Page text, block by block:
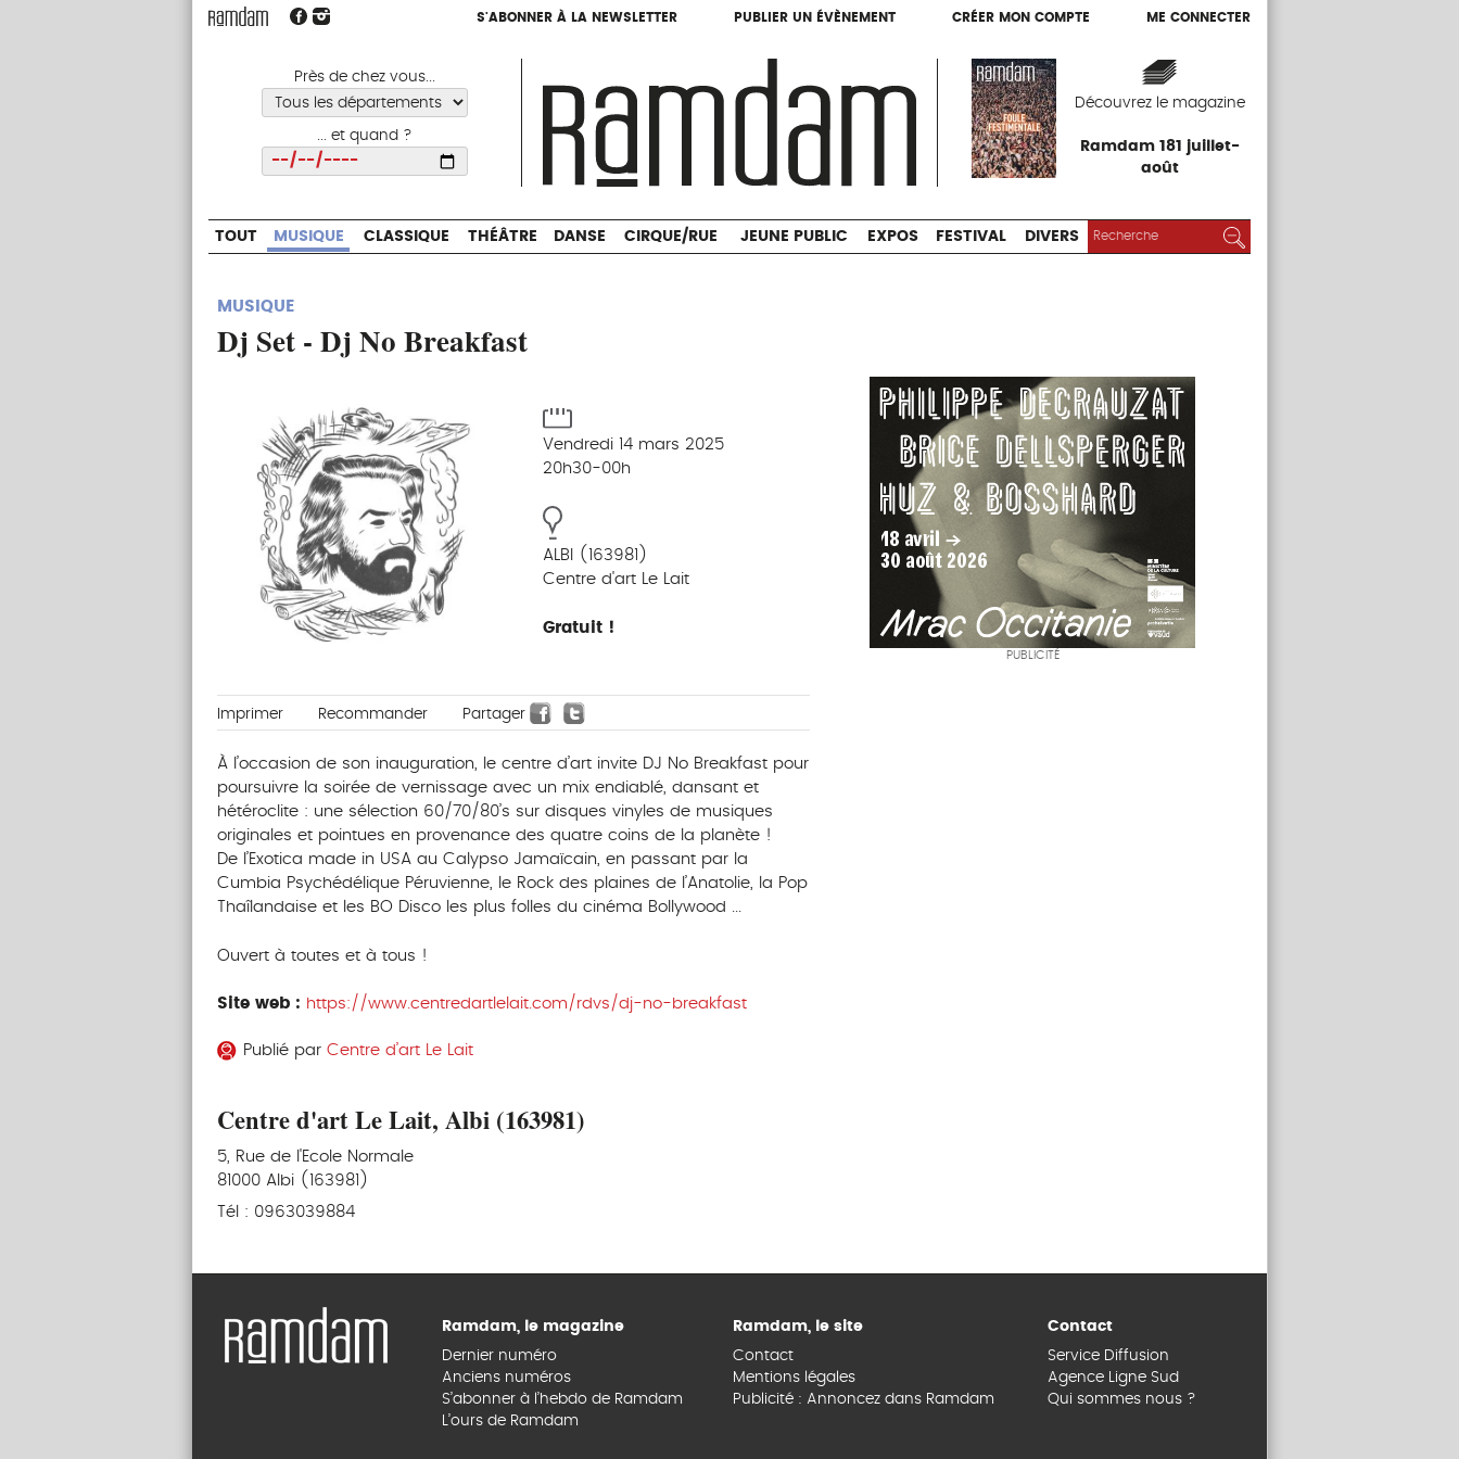
S'ABONNER À LA NEWSLETTER PUBLIER UN ÉVÈNEMENT CRÉER MON COMPTE ME CONNECTER
Près de chez vous...
... et quand ?
Découvrez le magazine
Ramdam 181 juillet-
août
S'ABONNER À LA NEWSLETTER PUBLIER UN ÉVÈNEMENT CRÉER MON COMPTE ME CONNECTER
CIRQUE/RUE JEUNE PUBLIC EXPOS
TOUT MUSIQUE CLASSIQUE THÉÂTRE DANSE CIRQUE/RUE JEUNE PUBLIC EXPOS FESTIVAL DIVERS RECHERCHER :
MUSIQUE
Dj Set - Dj No Breakfast
Vendredi 14 mars 2025
20h30-00h
ALBI (163981)
Centre d'art Le Lait
Gratuit !
Imprimer Recommander Partager
À l’occasion de son inauguration, le centre d’art invite DJ No Breakfast pour
poursuivre la soirée de vernissage avec un mix endiablé, dansant et
hétéroclite : une sélection 60/70/80’s sur disques vinyles de musiques
originales et pointues en provenance des quatre coins de la planète !
De l’Exotica made in USA au Calypso Jamaïcain, en passant par la
Cumbia Psychédélique Péruvienne, le Rock des plaines de l’Anatolie, la Pop
Thaîlandaise et les BO Disco les plus folles du cinéma Bollywood ...
Ouvert à toutes et à tous !
Site web : https://www.centredartlelait.com/rdvs/dj-no-breakfast
Publié par Centre d’art Le Lait
Centre d'art Le Lait, Albi (163981)
5, Rue de l'Ecole Normale
81000 Albi (163981)
Tél : 0963039884
PUBLICITÉ
Ramdam, le magazine
Dernier numéro
Anciens numéros
S’abonner à l’hebdo de Ramdam
L’ours de Ramdam
Ramdam, le site
Contact
Mentions légales
Publicité : Annoncez dans Ramdam
Contact
Service Diffusion
Agence Ligne Sud
Qui sommes nous ?